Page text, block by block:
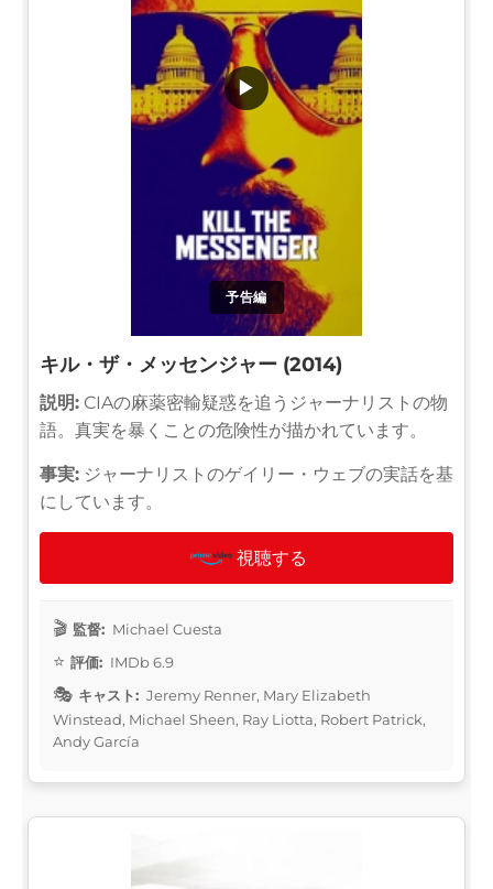
予告編
▶
キル・ザ・メッセンジャー (2014)
説明: CIAの麻薬密輸疑惑を追うジャーナリストの物
語。真実を暴くことの危険性が描かれています。
事実: ジャーナリストのゲイリー・ウェブの実話を基
にしています。
視聴する
監督: Michael Cuesta
評価: IMDb 6.9
キャスト: Jeremy Renner, Mary Elizabeth
Winstead, Michael Sheen, Ray Liotta, Robert Patrick,
Andy García